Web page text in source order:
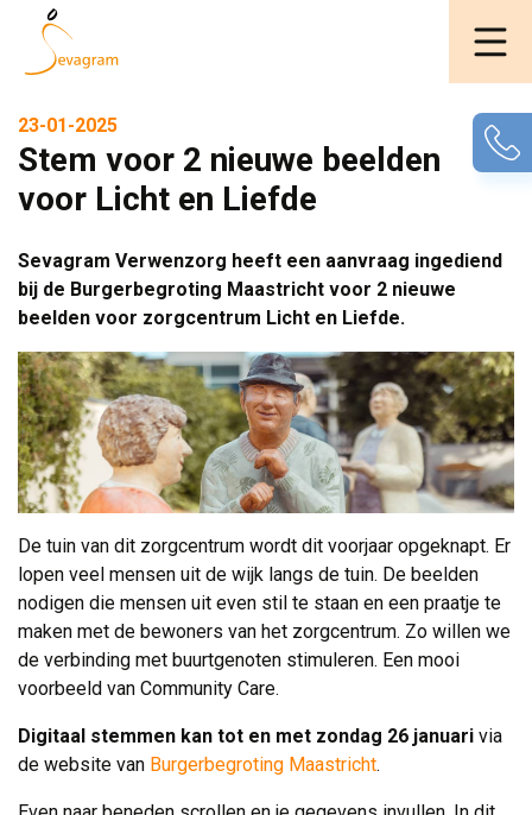
23-01-2025
Stem voor 2 nieuwe beelden
voor Licht en Liefde
Sevagram Verwenzorg heeft een aanvraag ingediend
bij de Burgerbegroting Maastricht voor 2 nieuwe
beelden voor zorgcentrum Licht en Liefde.
De tuin van dit zorgcentrum wordt dit voorjaar opgeknapt. Er
lopen veel mensen uit de wijk langs de tuin. De beelden
nodigen die mensen uit even stil te staan en een praatje te
maken met de bewoners van het zorgcentrum. Zo willen we
de verbinding met buurtgenoten stimuleren. Een mooi
voorbeeld van Community Care.
Digitaal stemmen kan tot en met zondag 26 januari via
de website van Burgerbegroting Maastricht.